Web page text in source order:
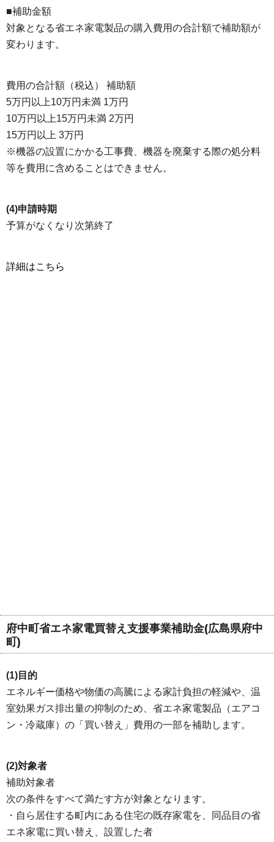
■補助金額
対象となる省エネ家電製品の購入費用の合計額で補助額が
変わります。
費用の合計額（税込） 補助額
5万円以上10万円未満 1万円
10万円以上15万円未満 2万円
15万円以上 3万円
※機器の設置にかかる工事費、機器を廃棄する際の処分料
等を費用に含めることはできません。
(4)申請時期
予算がなくなり次第終了
詳細はこちら
府中町省エネ家電買替え支援事業補助金(広島県府中
町)
(1)目的
エネルギー価格や物価の高騰による家計負担の軽減や、温
室効果ガス排出量の抑制のため、省エネ家電製品（エアコ
ン・冷蔵庫）の「買い替え」費用の一部を補助します。
(2)対象者
補助対象者
次の条件をすべて満たす方が対象となります。
・自ら居住する町内にある住宅の既存家電を、同品目の省
エネ家電に買い替え、設置した者